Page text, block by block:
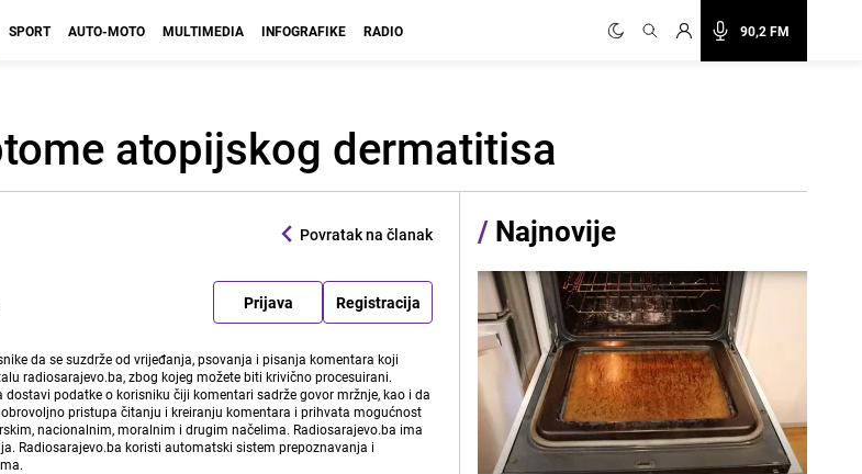
90,2 FM
SPORT AUTO-MOTO MULTIMEDIA INFOGRAFIKE RADIO
atopijskog dermatitisa
Povratak na članak
Prijava Registracija
da se suzdrže od vrijeđanja, psovanja i pisanja komentara koji
radiosarajevo.ba, zbog kojeg možete biti krivično procesuirani.
podatke o korisniku čiji komentari sadrže govor mržnje, kao i da
pristupa čitanju i kreiranju komentara i prihvata mogućnost
nacionalnim, moralnim i drugim načelima. Radiosarajevo.ba ima
Radiosarajevo.ba koristi automatski sistem prepoznavanja i
/ Najnovije